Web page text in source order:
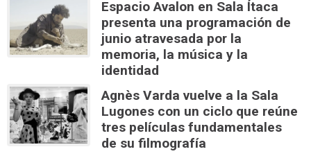
Espacio Avalon en Sala Ítaca
presenta una programación de
junio atravesada por la
memoria, la música y la
identidad
Agnès Varda vuelve a la Sala
Lugones con un ciclo que reúne
tres películas fundamentales
de su filmografía